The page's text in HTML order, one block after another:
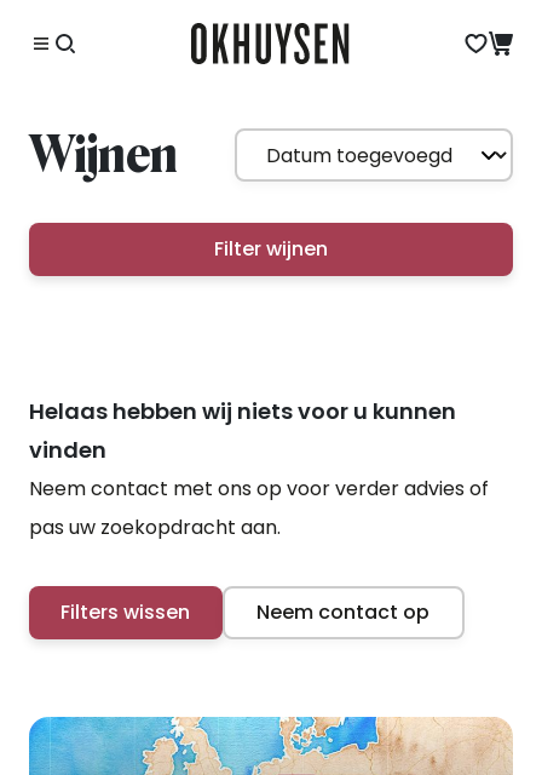
Wijnen
Filter wijnen
Helaas hebben wij niets voor u kunnen
vinden
Neem contact met ons op voor verder advies of
pas uw zoekopdracht aan.
Filters wissen Neem contact op